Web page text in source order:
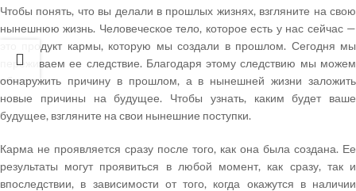
Чтобы понять, что вы делали в прошлых жизнях, взгляните на свою
нынешнюю жизнь. Человеческое тело, которое есть у нас сейчас —
это продукт кармы, которую мы создали в прошлом. Сегодня мы
переживаем ее следствие. Благодаря этому следствию мы можем
обнаружить причину в прошлом, а в нынешней жизни заложить
новые причины на будущее. Чтобы узнать, каким будет ваше
будущее, взгляните на свои нынешние поступки.
Карма не проявляется сразу после того, как она была создана. Ее
результаты могут проявиться в любой момент, как сразу, так и
впоследствии, в зависимости от того, когда окажутся в наличии